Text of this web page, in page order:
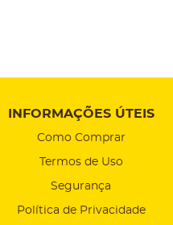
INFORMAÇÕES ÚTEIS
Como Comprar
Termos de Uso
Segurança
Política de Privacidade